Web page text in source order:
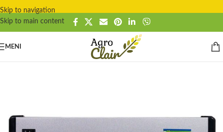
Skip to navigation
Skip to main content
MENI